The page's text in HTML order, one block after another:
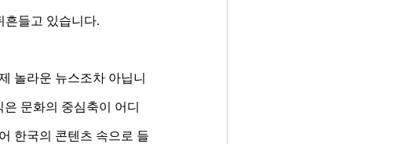
흔들고 있습니다.
놀라운 뉴스조차 아닙니
문화의 중심축이 어디
한국의 콘텐츠 속으로 들